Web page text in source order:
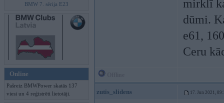
BMW 7. sērija E23
Online
Pašreiz BMWPower skatās 137
viesi un 4 reģistrēti lietotāji.
mirklī
dūmi.
e61,
Ceru
zutis_slidens 17. Jun 2021,